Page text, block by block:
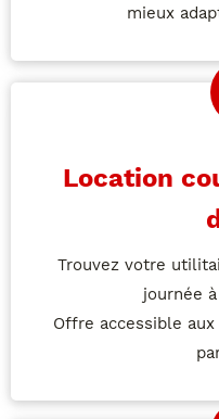
mieux
Location
Trouvez votre
journée
Offre accessible